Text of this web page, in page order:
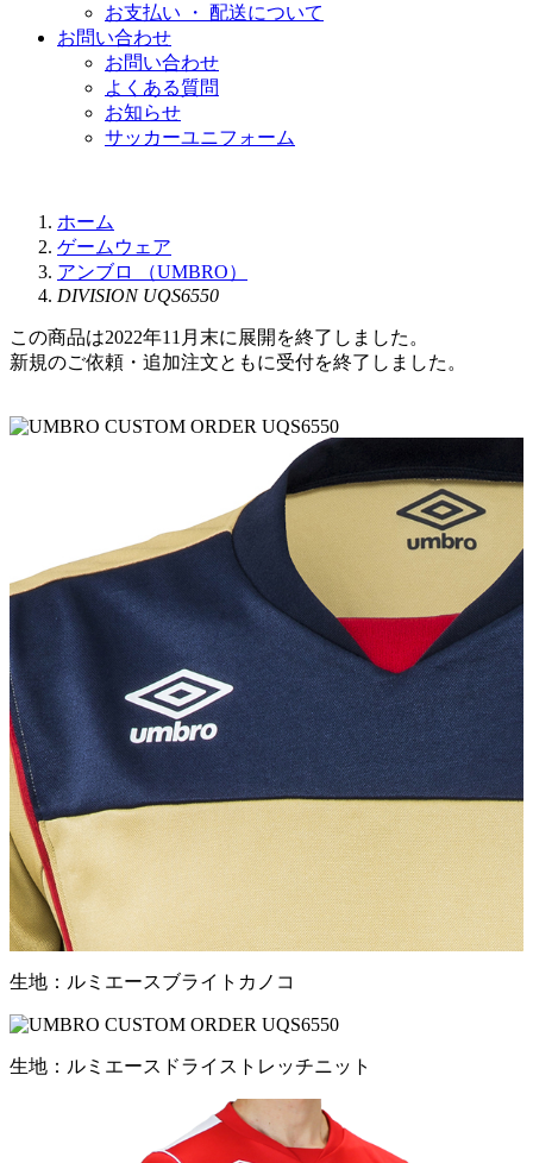
お支払い ・ 配送について
お問い合わせ
お問い合わせ
よくある質問
お知らせ
サッカーユニフォーム
ホーム
ゲームウェア
アンブロ （UMBRO）
DIVISION UQS6550
この商品は2022年11月末に展開を終了しました。
新規のご依頼・追加注文ともに受付を終了しました。
生地：ルミエースブライトカノコ
生地：ルミエースドライストレッチニット